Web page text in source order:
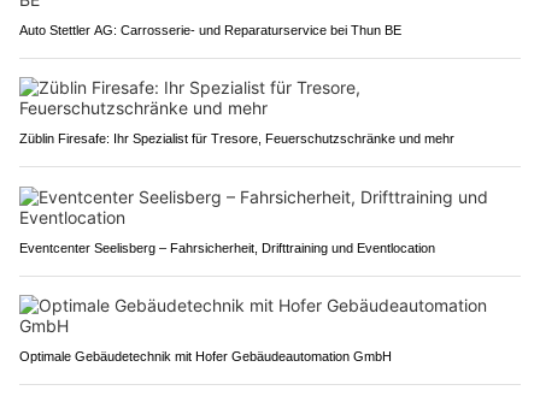
Auto Stettler AG: Carrosserie‑ und Reparaturservice bei Thun BE
Züblin Firesafe: Ihr Spezialist für Tresore, Feuerschutzschränke und mehr
Eventcenter Seelisberg – Fahrsicherheit, Drifttraining und Eventlocation
Optimale Gebäudetechnik mit Hofer Gebäudeautomation GmbH